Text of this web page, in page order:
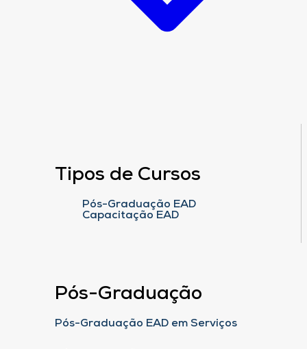
Tipos de Cursos
Pós-Graduação EAD
Capacitação EAD
Pós-Graduação
Pós-Graduação EAD em Serviços